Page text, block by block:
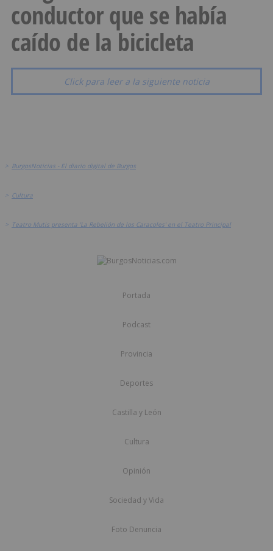
conductor que se había
caído de la bicicleta
Click para leer a la siguiente noticia
> BurgosNoticias - El diario digital de Burgos
> Cultura
> Teatro Mutis presenta 'La Rebelión de los Caracoles' en el Teatro Principal
Portada
Podcast
Provincia
Deportes
Castilla y León
Cultura
Opinión
Sociedad y Vida
Foto Denuncia